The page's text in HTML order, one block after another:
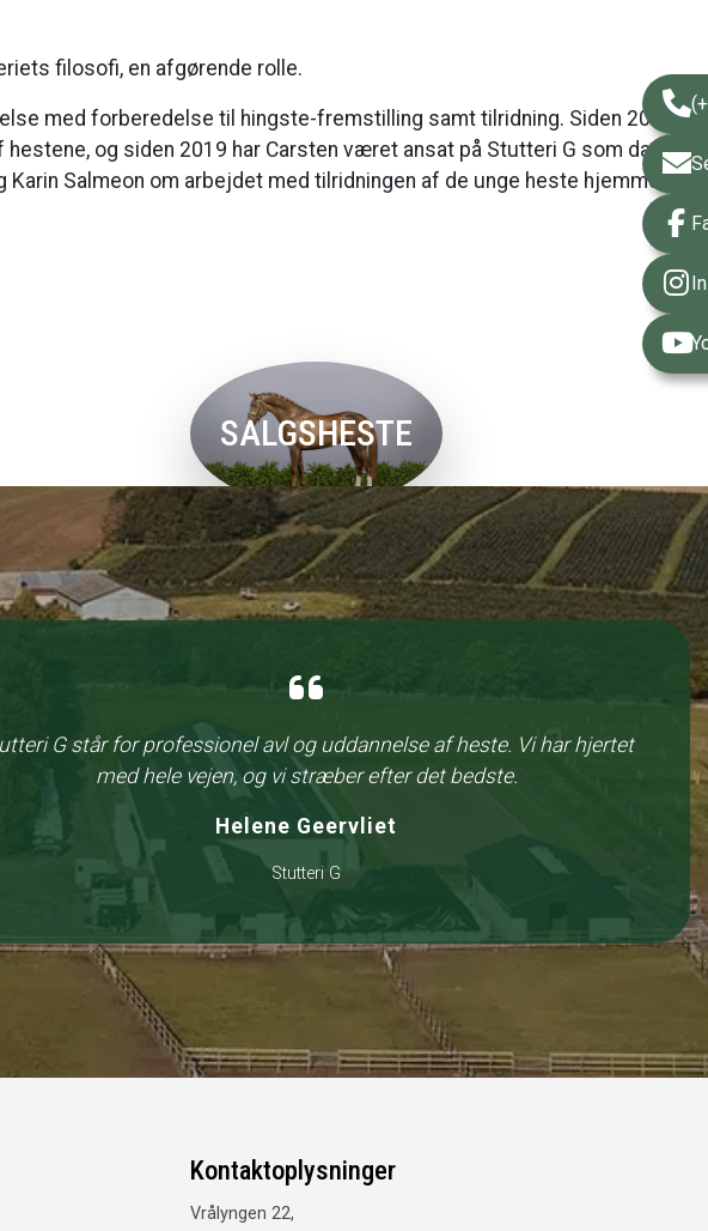
filosofi, en afgørende rolle.
med forberedelse til hingste-fremstilling samt tilridning. Siden 2007
og siden 2019 har Carsten været ansat på Stutteri G som daglig
Salmeon om arbejdet med tilridningen af de unge heste hjemme på
SALGSHESTE
Se salgsheste
G står for professionel avl og uddannelse af heste. Vi har hjertet
med hele vejen, og vi stræber efter det bedste.
Helene Geervliet
Stutteri G
Kontaktoplysninger
Vrålyngen 22,